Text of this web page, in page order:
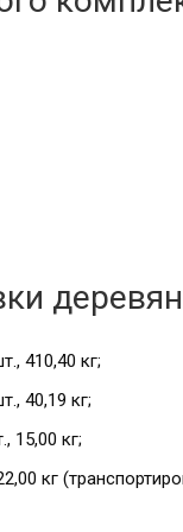
410,40 кг;
40,19 кг;
15,00 кг;
кг